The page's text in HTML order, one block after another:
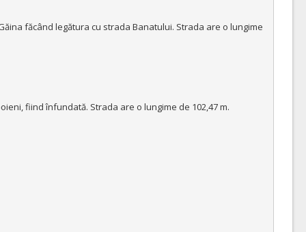
făcând legătura cu strada Banatului. Strada are o lungime
fiind înfundată. Strada are o lungime de 102,47 m.